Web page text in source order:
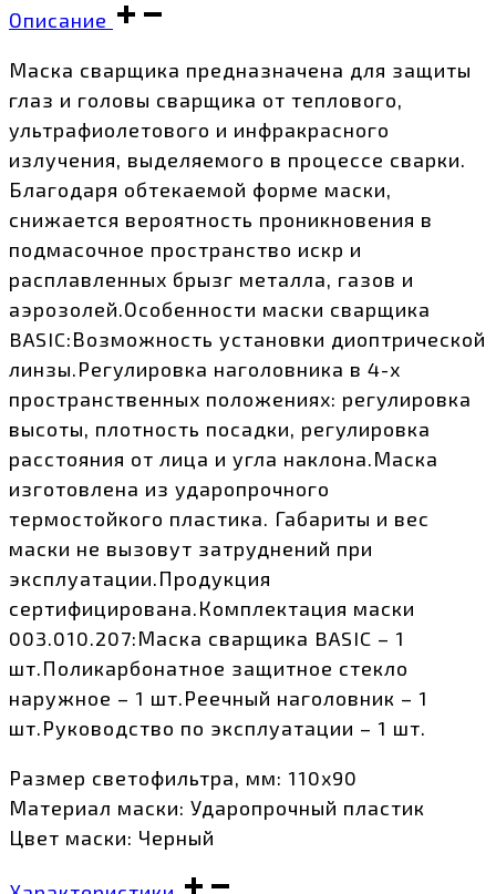
Описание
Маска сварщика предназначена для защиты
глаз и головы сварщика от теплового,
ультрафиолетового и инфракрасного
излучения, выделяемого в процессе сварки.
Благодаря обтекаемой форме маски,
снижается вероятность проникновения в
подмасочное пространство искр и
расплавленных брызг металла, газов и
аэрозолей.Особенности маски сварщика
BASIC:Возможность установки диоптрической
линзы.Регулировка наголовника в 4-х
пространственных положениях: регулировка
высоты, плотность посадки, регулировка
расстояния от лица и угла наклона.Маска
изготовлена из ударопрочного
термостойкого пластика. Габариты и вес
маски не вызовут затруднений при
эксплуатации.Продукция
сертифицирована.Комплектация маски
003.010.207:Маска сварщика BASIC – 1
шт.Поликарбонатное защитное стекло
наружное – 1 шт.Реечный наголовник – 1
шт.Руководство по эксплуатации – 1 шт.
Размер светофильтра, мм: 110х90
Материал маски: Ударопрочный пластик
Цвет маски: Черный